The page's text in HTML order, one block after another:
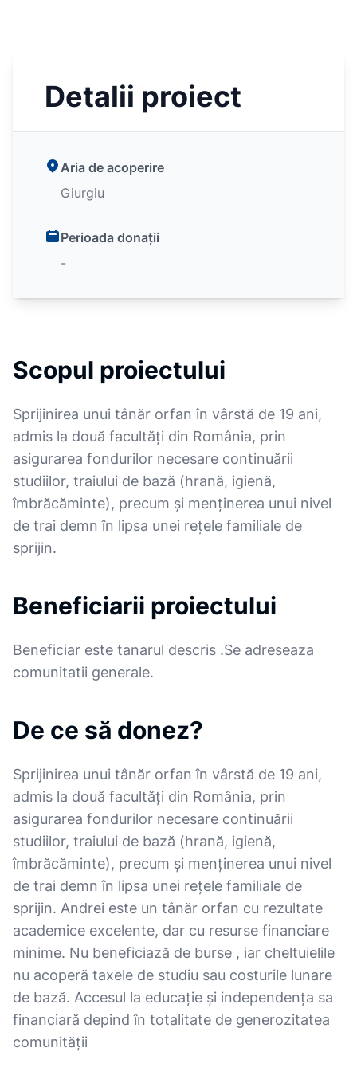
Detalii proiect
Aria de acoperire
Giurgiu
Perioada donații
-
Scopul proiectului
Sprijinirea unui tânăr orfan în vârstă de 19 ani,
admis la două facultăți din România, prin
asigurarea fondurilor necesare continuării
studiilor, traiului de bază (hrană, igienă,
îmbrăcăminte), precum și menținerea unui nivel
de trai demn în lipsa unei rețele familiale de
sprijin.
Beneficiarii proiectului
Beneficiar este tanarul descris .Se adreseaza
comunitatii generale.
De ce să donez?
Sprijinirea unui tânăr orfan în vârstă de 19 ani,
admis la două facultăți din România, prin
asigurarea fondurilor necesare continuării
studiilor, traiului de bază (hrană, igienă,
îmbrăcăminte), precum și menținerea unui nivel
de trai demn în lipsa unei rețele familiale de
sprijin. Andrei este un tânăr orfan cu rezultate
academice excelente, dar cu resurse financiare
minime. Nu beneficiază de burse , iar cheltuielile
nu acoperă taxele de studiu sau costurile lunare
de bază. Accesul la educație și independența sa
financiară depind în totalitate de generozitatea
comunității